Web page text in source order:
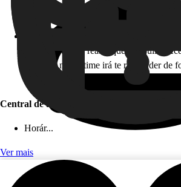
Horário de atendimento: 24 horas, todos
Como funciona: caso você não esteja
gente em tempo real, fique tranquilo!
Ajuda, e nosso time irá te responder de
Central de ajuda (app)
Horár...
Ver mais